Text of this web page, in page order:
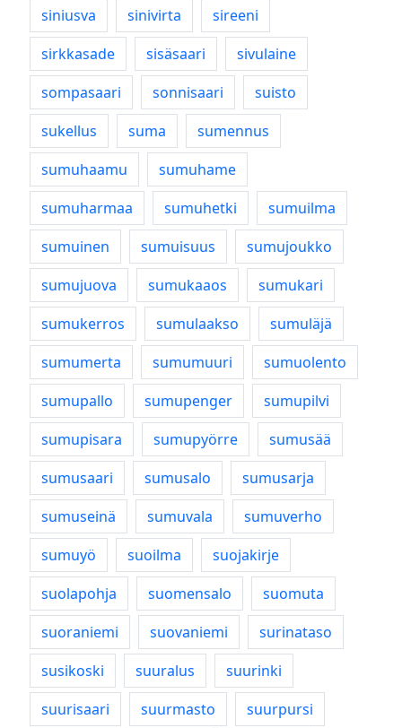
siniusva
sinivirta
sireeni
sirkkasade
sisäsaari
sivulaine
sompasaari
sonnisaari
suisto
sukellus
suma
sumennus
sumuhaamu
sumuhame
sumuharmaa
sumuhetki
sumuilma
sumuinen
sumuisuus
sumujoukko
sumujuova
sumukaaos
sumukari
sumukerros
sumulaakso
sumuläjä
sumumerta
sumumuuri
sumuolento
sumupallo
sumupenger
sumupilvi
sumupisara
sumupyörre
sumusää
sumusaari
sumusalo
sumusarja
sumuseinä
sumuvala
sumuverho
sumuyö
suoilma
suojakirje
suolapohja
suomensalo
suomuta
suoraniemi
suovaniemi
surinataso
susikoski
suuralus
suurinki
suurisaari
suurmasto
suurpursi